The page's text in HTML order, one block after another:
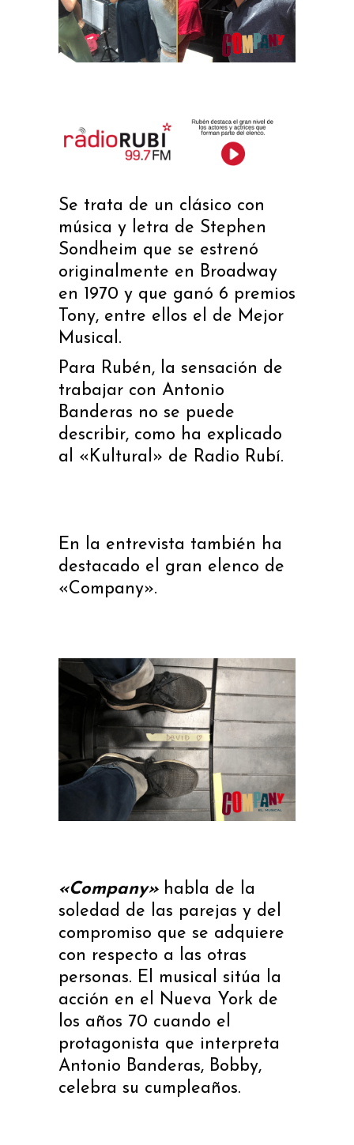
Se trata de un clásico con
música y letra de Stephen
Sondheim que se estrenó
originalmente en Broadway
en 1970 y que ganó 6 premios
Tony, entre ellos el de Mejor
Musical.
Para Rubén, la sensación de
trabajar con Antonio
Banderas no se puede
describir, como ha explicado
al «Kultural» de Radio Rubí.
En la entrevista también ha
destacado el gran elenco de
«Company».
«Company»habla de la
soledad de las parejas y del
compromiso que se adquiere
con respecto a las otras
personas. El musical sitúa la
acción en el Nueva York de
los años 70 cuando el
protagonista que interpreta
Antonio Banderas, Bobby,
celebra su cumpleaños.